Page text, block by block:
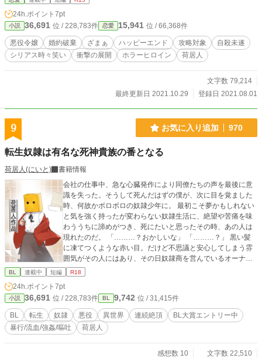
24h.ポイント 7pt
小説 36,691 位 / 228,783件 恋愛 15,941 位 / 66,368件
悪役令嬢 婚約破棄 ざまぁ ハッピーエンド 攻略対象
自殺未遂
シリアス時々笑い
衝撃の展開 ホラーヒロイン 荷居人
文字数 79,214
最終更新日 2021.10.29
登録日 2021.08.01
9 お気に入り追加 970
転生奴隷は有名な死神貴族の番となる
荷居人(にいと)
書籍情報
会社の仕事中、急な心臓発作により同僚たちの声を最後に意
識を失った。そうして死んだはずの僕が、次に目を覚ました
時、何故かボロボロの奴隷少年に。 最初こそ夢かもしれない
と気を強く持ったが変わらない奴隷生活に、絶望や苦痛を味
わううちに諦めがつき、死にたいと思ったその時、あの人は
現れたのだ。 「………？おかしいな」 「………？」 黒い髪
に凍てつくような赤い目。だけど不思議と安心してしまう雰
囲気がその人にはあり、その日奴隷商を営んでいるオーナー
というその人に引き取られる運びとなった。 これは転生奴隷
応募作品です。応援いただけたら嬉しいです。
BL 連載中 短編 R18
24h.ポイント 7pt
小説 36,691 位 / 228,783件 BL 9,742 位 / 31,415件
BL 転生 奴隷 悪役 異世界 連続絶頂
BL大賞エントリー中
暴行/流血/強姦/嘔吐
荷居人
感想数 10
文字数 22,510